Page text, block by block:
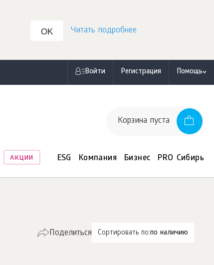
OK Читать подробнее
Войти Регистрация Помощь
Корзина пуста
АКЦИИ ESG Компания Бизнес PRO Сибирь
Сортировать по:по наличию
Поделиться